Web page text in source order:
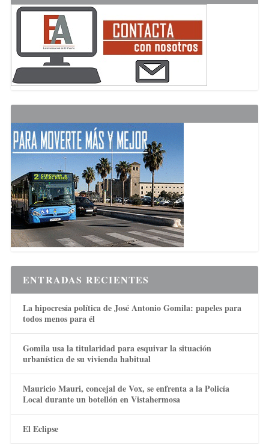
ENTRADAS RECIENTES
La hipocresía política de José Antonio Gomila: papeles para
todos menos para él
Gomila usa la titularidad para esquivar la situación
urbanística de su vivienda habitual
Mauricio Mauri, concejal de Vox, se enfrenta a la Policía
Local durante un botellón en Vistahermosa
El Eclipse